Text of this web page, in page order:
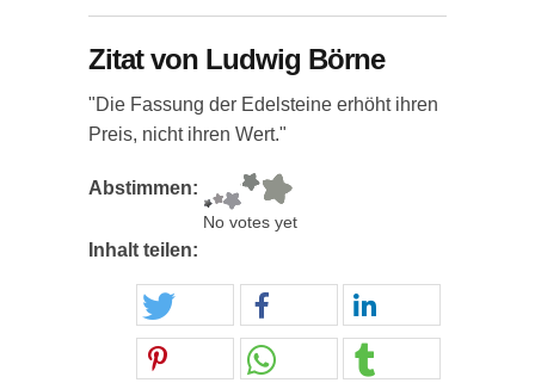
Zitat von Ludwig Börne
"Die Fassung der Edelsteine erhöht ihren
Preis, nicht ihren Wert."
Abstimmen:
No votes yet
Inhalt teilen: